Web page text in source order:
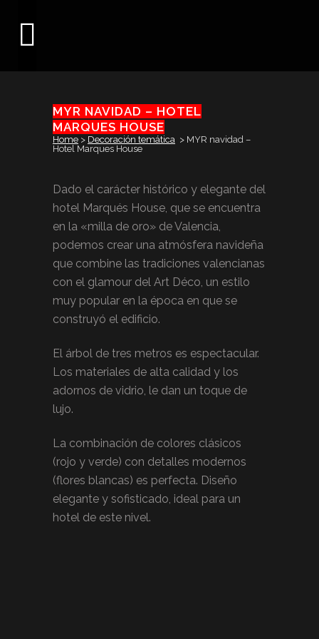
MYR NAVIDAD – HOTEL
MARQUES HOUSE
Home > Decoración temática > MYR navidad –
Hotel Marques House
Dado el carácter histórico y elegante del
hotel Marqués House, que se encuentra
en la «milla de oro» de Valencia,
podemos crear una atmósfera navideña
que combine las tradiciones valencianas
con el glamour del Art Déco, un estilo
muy popular en la época en que se
construyó el edificio.
El árbol de tres metros es espectacular.
Los materiales de alta calidad y los
adornos de vidrio, le dan un toque de
lujo.
La combinación de colores clásicos
(rojo y verde) con detalles modernos
(flores blancas) es perfecta. Diseño
elegante y sofisticado, ideal para un
hotel de este nivel.